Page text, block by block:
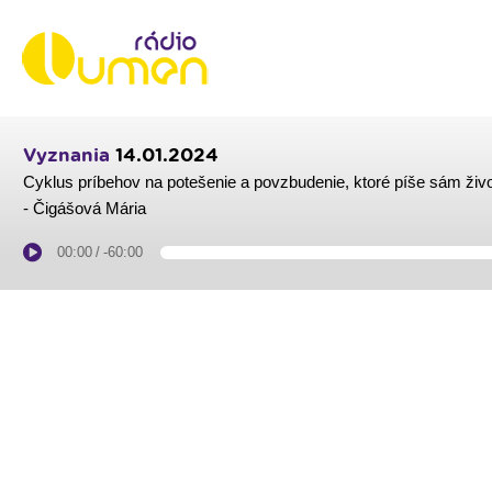
Vyznania 14.01.2024
Cyklus príbehov na potešenie a povzbudenie, ktoré píše sám
- Čigášová Mária
00:00 / -60:00